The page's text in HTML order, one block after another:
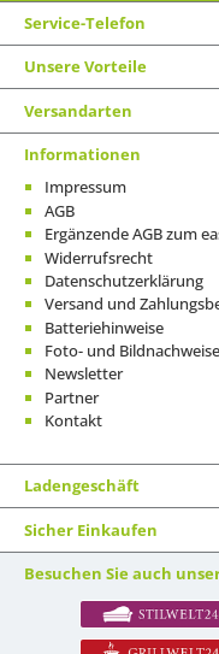
Service-Telefon
Unsere Vorteile
Versandarten
Informationen
Impressum
AGB
Ergänzende AGB zum
Widerrufsrecht
Datenschutzerklärung
Versand und
Batteriehinweise
Foto- und Bildnachweise
Newsletter
Partner
Kontakt
Ladengeschäft
Sicher Einkaufen
Besuchen Sie auch